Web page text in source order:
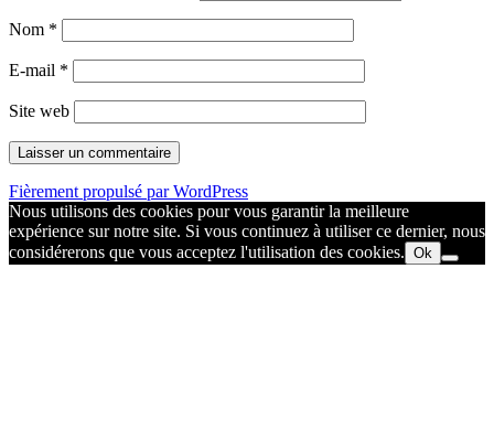
Nom *
E-mail *
Site web
Fièrement propulsé par WordPress
Nous utilisons des cookies pour vous garantir la meilleure
expérience sur notre site. Si vous continuez à utiliser ce dernier, nous
considérerons que vous acceptez l'utilisation des cookies. Ok